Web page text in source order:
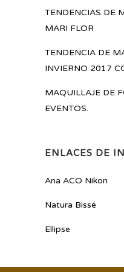
TENDENCIAS DE
MARI FLOR
TENDENCIA DE
INVIERNO 2017
MAQUILLAJE DE
EVENTOS.
ENLACES DE
Ana ACO Nikon
Natura Bissé
Ellipse